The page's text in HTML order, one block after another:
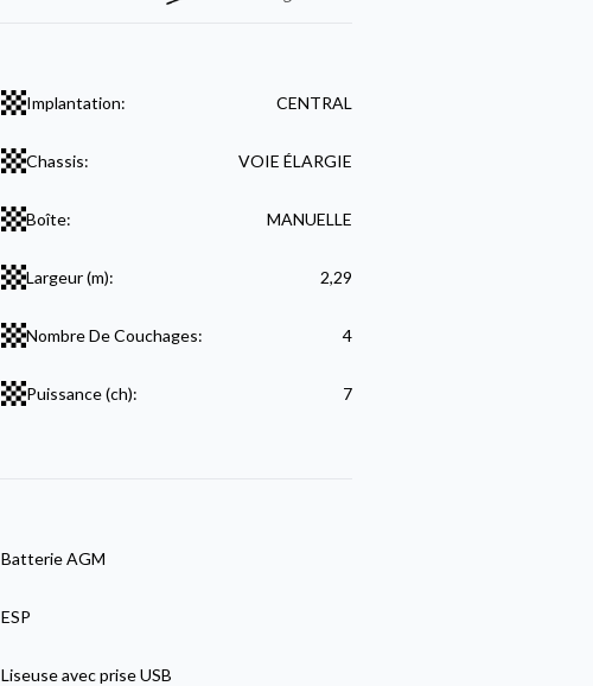
Implantation: CENTRAL
Chassis: VOIE ÉLARGIE
Boîte: MANUELLE
Largeur (m): 2,29
Nombre De Couchages: 4
Puissance (ch): 7
Batterie AGM
ESP
Liseuse avec prise USB